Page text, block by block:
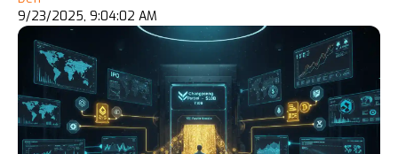
9/23/2025, 9:04:02 AM